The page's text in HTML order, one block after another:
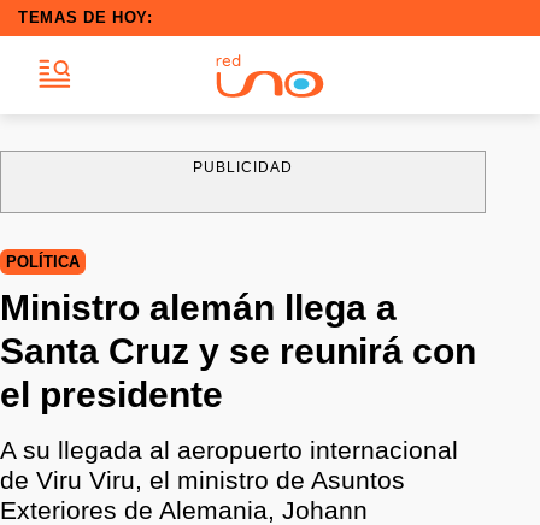
TEMAS DE HOY:
PUBLICIDAD
POLÍTICA
Ministro alemán llega a
Santa Cruz y se reunirá con
el presidente
A su llegada al aeropuerto internacional
de Viru Viru, el ministro de Asuntos
Exteriores de Alemania, Johann